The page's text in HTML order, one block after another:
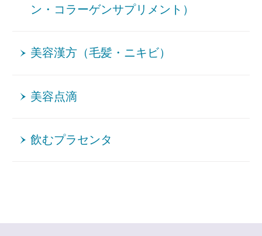
ン・コラーゲンサプリメント）
美容漢方（毛髪・ニキビ）
美容点滴
飲むプラセンタ